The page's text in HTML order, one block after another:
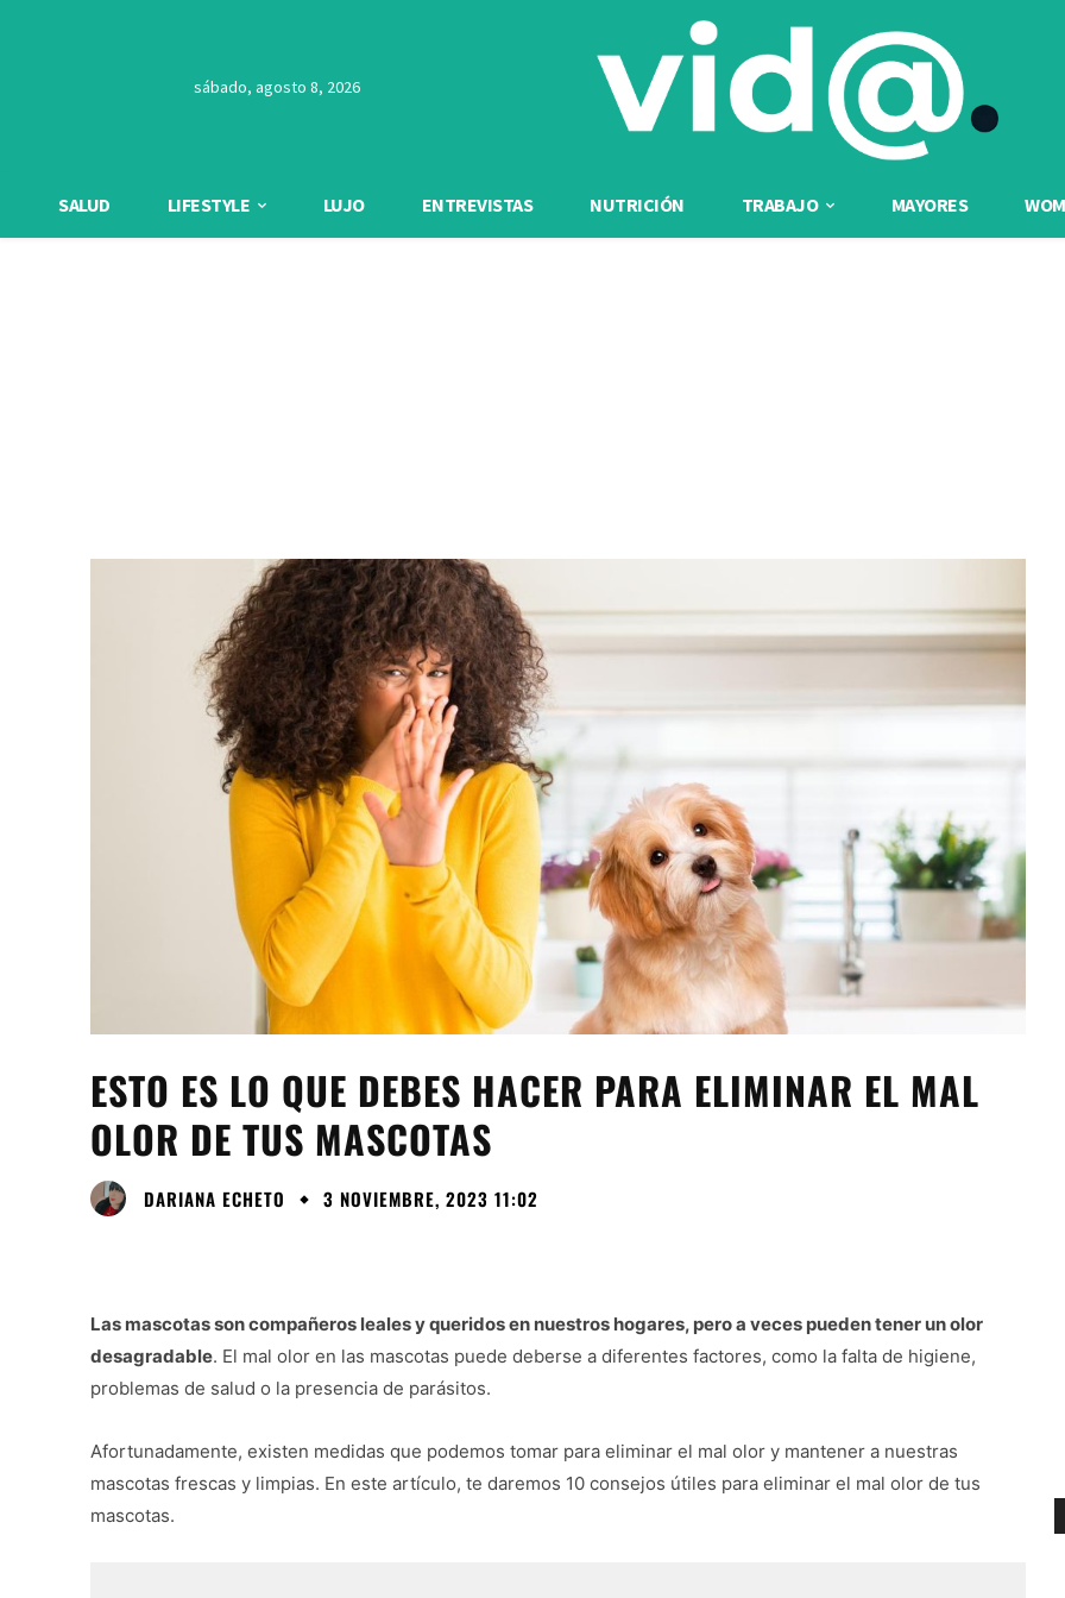
sábado, agosto 8, 2026
SALUD LIFESTYLE LUJO ENTREVISTAS NUTRICIÓN TRABAJO MAYORES
ESTO ES LO QUE DEBES HACER PARA ELIMINAR EL MAL
OLOR DE TUS MASCOTAS
DARIANA ECHETO 3 NOVIEMBRE, 2023 11:02
Las mascotas son compañeros leales y queridos en nuestros hogares, pero a veces pueden tener un olor
desagradable. El mal olor en las mascotas puede deberse a diferentes factores, como la falta de higiene,
problemas de salud o la presencia de parásitos.
Afortunadamente, existen medidas que podemos tomar para eliminar el mal olor y mantener a nuestras
mascotas frescas y limpias. En este artículo, te daremos 10 consejos útiles para eliminar el mal olor de tus
mascotas.